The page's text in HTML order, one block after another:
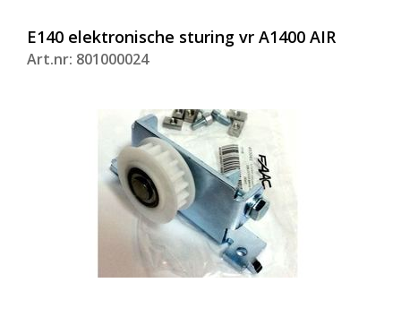
E140 elektronische sturing vr A1400 AIR
Art.nr: 801000024